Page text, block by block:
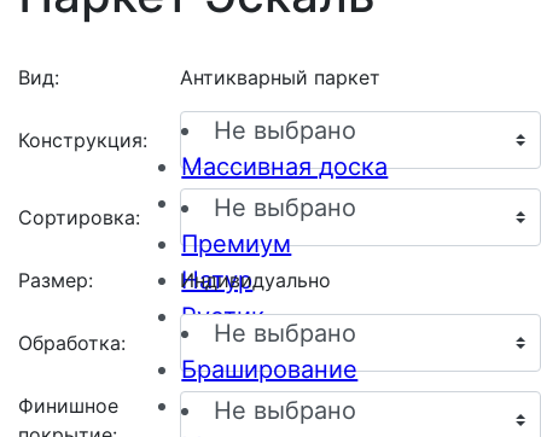
Вид: Антикварный паркет
Конструкция:
Не выбрано
Массивная доска
Инженерная доска
Сортировка:
Не выбрано
Премиум
Натур
Рустик
Размер: Индивидуально
Обработка:
Не выбрано
Браширование
Пескоструйная обработка
Финишное
Не выбрано